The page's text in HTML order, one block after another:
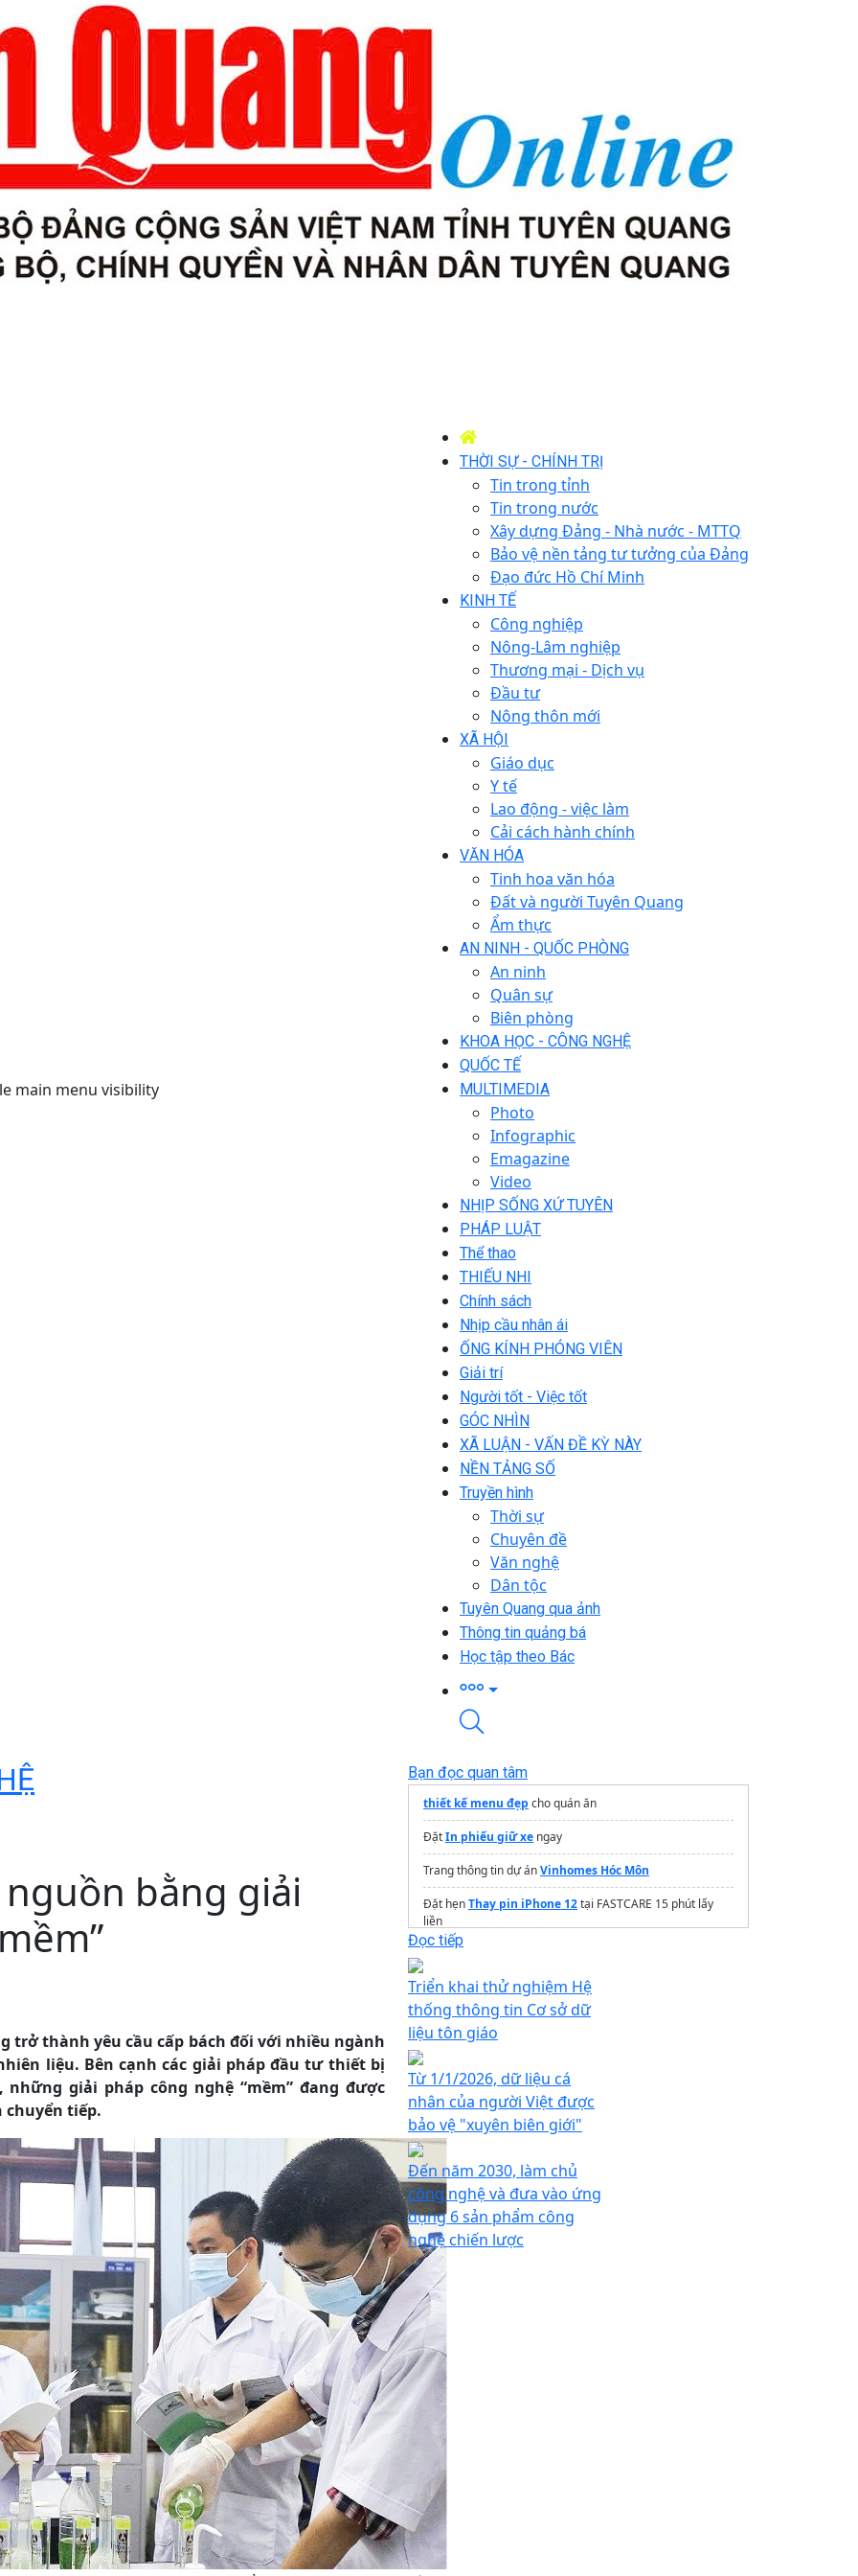
main menu visibility
THỜI SỰ - CHÍNH TRỊ
Tin trong tỉnh
Tin trong nước
Xây dựng Đảng - Nhà nước - MTTQ
Bảo vệ nền tảng tư tưởng của Đảng
Đạo đức Hồ Chí Minh
KINH TẾ
Công nghiệp
Nông-Lâm nghiệp
Thương mại - Dịch vụ
Đầu tư
Nông thôn mới
XÃ HỘI
Giáo dục
Y tế
Lao động - việc làm
Cải cách hành chính
VĂN HÓA
Tinh hoa văn hóa
Đất và người Tuyên Quang
Ẩm thực
AN NINH - QUỐC PHÒNG
An ninh
Quân sự
Biên phòng
KHOA HỌC - CÔNG NGHỆ
QUỐC TẾ
MULTIMEDIA
Photo
Infographic
Emagazine
Video
NHỊP SỐNG XỨ TUYÊN
PHÁP LUẬT
Thể thao
THIẾU NHI
Chính sách
Nhịp cầu nhân ái
ỐNG KÍNH PHÓNG VIÊN
Giải trí
Người tốt - Việc tốt
GÓC NHÌN
XÃ LUẬN - VẤN ĐỀ KỲ NÀY
NỀN TẢNG SỐ
Truyền hình
Thời sự
Chuyên đề
Văn nghệ
Dân tộc
Tuyên Quang qua ảnh
Thông tin quảng bá
Học tập theo Bác
bằng giải
thành yêu cầu cấp bách đối với nhiều ngành
liệu. Bên cạnh các giải pháp đầu tư thiết bị
giải pháp công nghệ “mềm” đang được
tiếp.
Bạn đọc quan tâm
thiết kế menu đẹp cho quán ăn
ĐặtIn phiếu giữ xe ngay
Trang thông tin dự ánVinhomes Hóc Môn
Đặt hẹnThay pin iPhone 12tại FASTCARE 15 phút lấy
liền
camera giám sát nhà xưởng
Đọc tiếp
Triển khai thử nghiệm Hệ
thống thông tin Cơ sở dữ
liệu tôn giáo
Từ 1/1/2026, dữ liệu cá
nhân của người Việt được
bảo vệ "xuyên biên giới"
Đến năm 2030, làm chủ
công nghệ và đưa vào ứng
dụng 6 sản phẩm công
nghệ chiến lược